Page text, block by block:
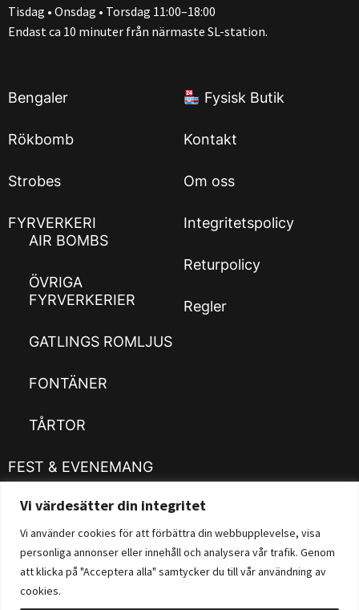
Vi värdesätter din integritet
Vi använder cookies för att förbättra din webbupplevelse, visa
personliga annonser eller innehåll och analysera vår trafik. Genom
att klicka på "Acceptera alla" samtycker du till vår användning av
cookies.
Tisdag • Onsdag • Torsdag 11:00–18:00
Endast ca 10 minuter från närmaste SL-station.
Bengaler
Rökbomb
Strobes
FYRVERKERI
AIR BOMBS
ÖVRIGA
FYRVERKERIER
GATLINGS ROMLJUS
FONTÄNER
TÅRTOR
FEST & EVENEMANG
Kläder
Customizer
Fysisk Butik
Fysisk Butik
Kontakt
Om oss
Integritetspolicy
Returpolicy
Regler